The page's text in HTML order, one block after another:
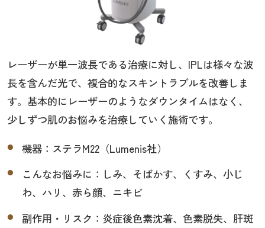
レーザーが単一波長である治療に対し、IPLは様々な波
長を含んだ光で、複合的なスキントラブルを改善しま
す。基本的にレーザーのようなダウンタイムはなく、
少しずつ肌のお悩みを治療していく施術です。
機器：ステラM22（Lumenis社）
こんなお悩みに：しみ、そばかす、くすみ、小じ
わ、ハリ、赤ら顔、ニキビ
副作用・リスク：炎症後色素沈着、色素脱失、肝斑